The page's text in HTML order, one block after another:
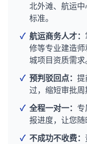
北外滩、航运
标准。
✓ 航运商务人才：
修等专业建造
城项目资质需求
✓ 预判驳回点： 提
过，缩短审批周
✓ 全程一对一：
报进度，让您随
✓ 不成功不收费：